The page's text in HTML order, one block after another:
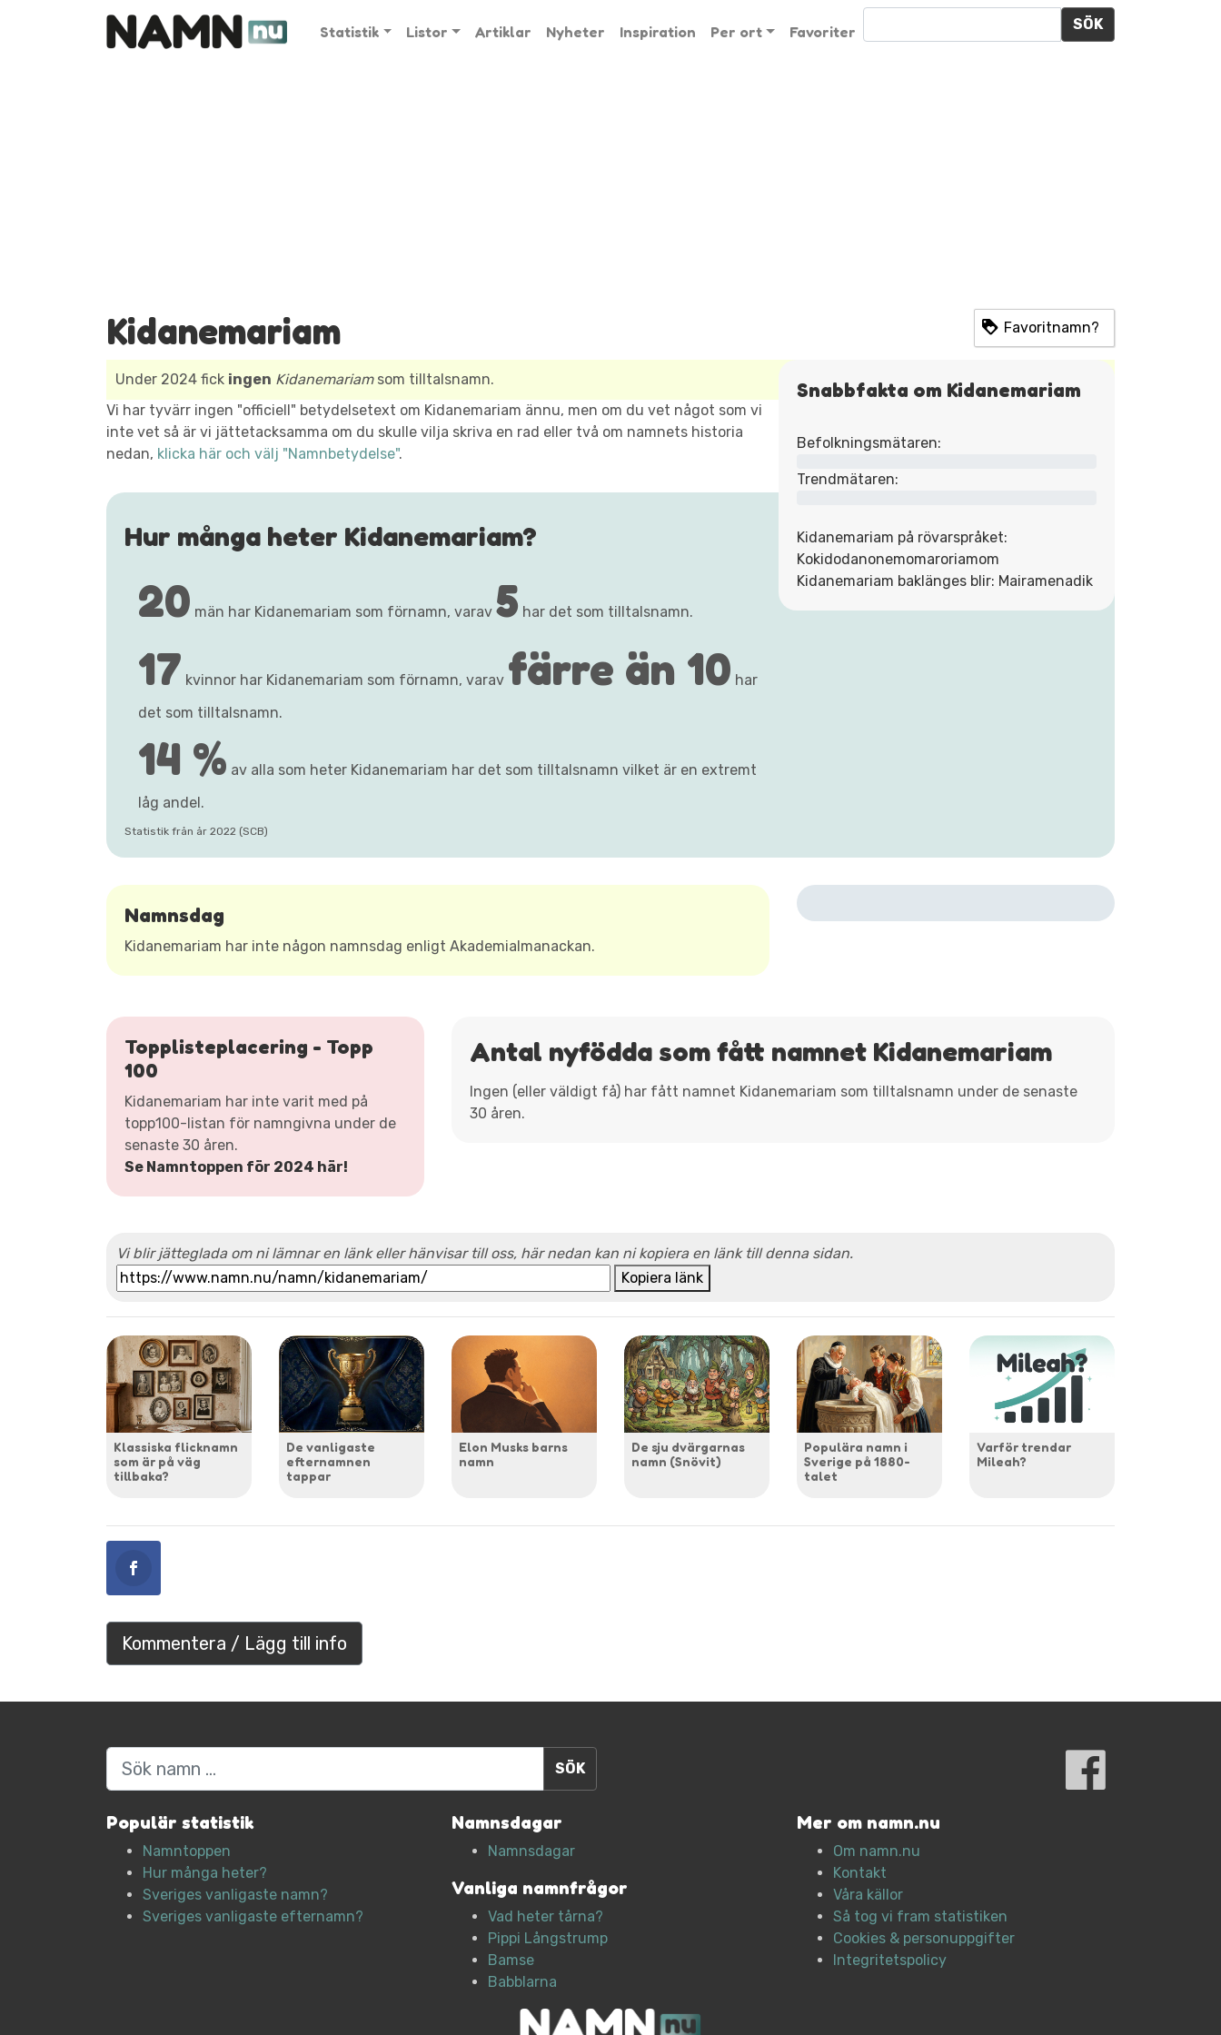
Statistik Listor Artiklar Nyheter Inspiration Per ort Favoriter SÖK
Kidanemariam Favoritnamn?
Snabbfakta om Kidanemariam
Befolkningsmätaren:
Trendmätaren:
Kidanemariam på rövarspråket:
Kokidodanonemomaroriamom
Kidanemariam baklänges blir: Mairamenadik
Under 2024 fick ingen Kidanemariamsom tilltalsnamn.
Vi har tyvärr ingen "officiell" betydelsetext om Kidanemariam ännu, men om du vet något som vi
inte vet så är vi jättetacksamma om du skulle vilja skriva en rad eller två om namnets historia
nedan, klicka här och välj "Namnbetydelse".
Hur många heter Kidanemariam?
20 män har Kidanemariam som förnamn, varav 5 har det som tilltalsnamn.
17 kvinnor har Kidanemariam som förnamn, varav färre än 10 har
det som tilltalsnamn.
14 % av alla som heter Kidanemariam har det som tilltalsnamn vilket är en extremt
låg andel.
Statistik från år 2022 (SCB)
Namnsdag
Kidanemariam har inte någon namnsdag enligt Akademialmanackan.
Topplisteplacering - Topp
100
Kidanemariam har inte varit med på
topp100-listan för namngivna under de
senaste 30 åren.
Se Namntoppen för 2024 här!
Antal nyfödda som fått namnet Kidanemariam
Ingen (eller väldigt få) har fått namnet Kidanemariam som tilltalsnamn under de senaste
30 åren.
Vi blir jätteglada om ni lämnar en länk eller hänvisar till oss, här nedan kan ni kopiera en länk till denna sidan.
Kopiera länk
Klassiska flicknamn
som är på väg
tillbaka?
De vanligaste
efternamnen
tappar
Elon Musks barns
namn
De sju dvärgarnas
namn (Snövit)
Populära namn i
Sverige på 1880-
talet
Varför trendar
Mileah?
Kommentera / Lägg till info
Sök
Populär statistik
Namntoppen
Hur många heter?
Sveriges vanligaste namn?
Sveriges vanligaste efternamn?
Namnsdagar
Namnsdagar
Vanliga namnfrågor
Vad heter tårna?
Pippi Långstrump
Bamse
Babblarna
Mer om namn.nu
Om namn.nu
Kontakt
Våra källor
Så tog vi fram statistiken
Cookies & personuppgifter
Integritetspolicy